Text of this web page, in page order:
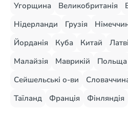
Угорщина
Великобританія
Нідерланди
Грузія
Йорданія
Куба Китай
Малайзія
Маврикій Польща
Сейшельські о-ви
Таїланд
Франція Фінляндія